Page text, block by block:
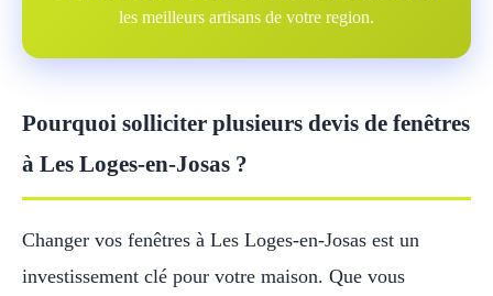
les meilleurs artisans de votre region.
Pourquoi solliciter plusieurs devis de fenêtres
à Les Loges-en-Josas ?
Changer vos fenêtres à Les Loges-en-Josas est un
investissement clé pour votre maison. Que vous